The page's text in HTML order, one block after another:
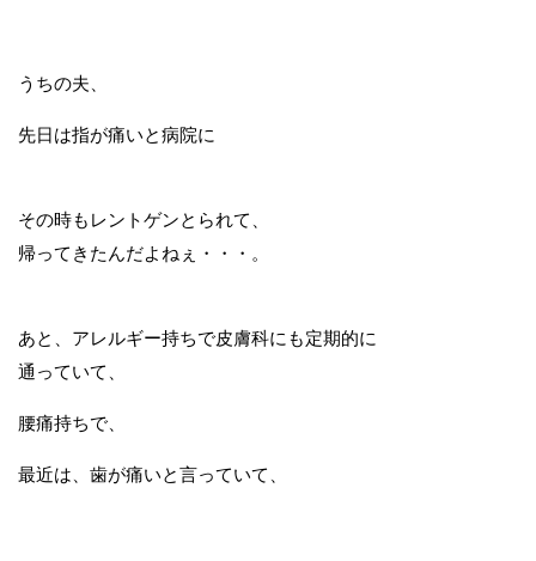
うちの夫、
先日は指が痛いと病院に
その時もレントゲンとられて、
帰ってきたんだよねぇ・・・。
あと、アレルギー持ちで皮膚科にも定期的に
通っていて、
腰痛持ちで、
最近は、歯が痛いと言っていて、